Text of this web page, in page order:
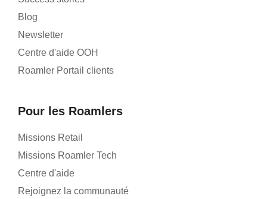
Blog
Newsletter
Centre d'aide OOH
Roamler Portail clients
Pour les Roamlers
Missions Retail
Missions Roamler Tech
Centre d'aide
Rejoignez la communauté